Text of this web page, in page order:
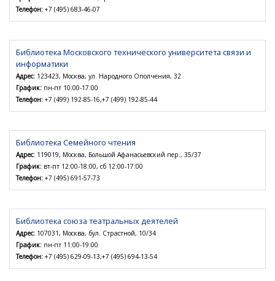
Телефон: +7 (495) 683-46-07
Библиотека Московского технического университета связи и
информатики
Адрес: 123423, Москва, ул. Народного Ополчения, 32
График: пн-пт 10:00-17:00
Телефон: +7 (499) 192-85-16,+7 (499) 192-85-44
Библиотека Семейного чтения
Адрес: 119019, Москва, Большой Афанасьевский пер., 35/37
График: вт-пт 12:00-18:00, сб 12:00-17:00
Телефон: +7 (495) 691-57-73
Библиотека союза театральных деятелей
Адрес: 107031, Москва, бул. Страстной, 10/34
График: пн-пт 11:00-19:00
Телефон: +7 (495) 629-09-13,+7 (495) 694-13-54